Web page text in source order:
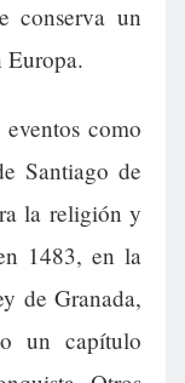
conserva un
como
Santiago de
la religión y
1483, en la
de Granada,
un capítulo